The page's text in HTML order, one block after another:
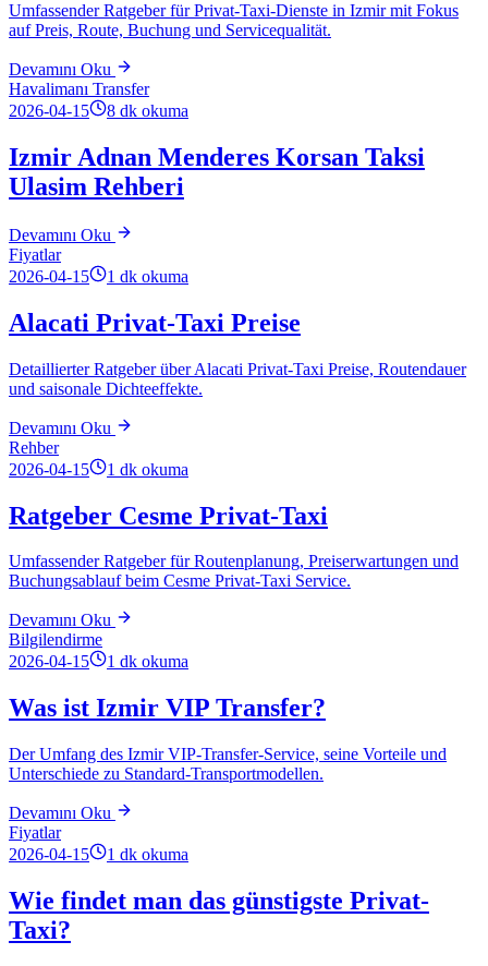
Umfassender Ratgeber für Privat-Taxi-Dienste in Izmir mit Fokus
auf Preis, Route, Buchung und Servicequalität.
Devamını Oku
Havalimanı Transfer
2026-04-15
8 dk okuma
Izmir Adnan Menderes Korsan Taksi
Ulasim Rehberi
Devamını Oku
Fiyatlar
2026-04-15
1 dk okuma
Alacati Privat-Taxi Preise
Detaillierter Ratgeber über Alacati Privat-Taxi Preise, Routendauer
und saisonale Dichteeffekte.
Devamını Oku
Rehber
2026-04-15
1 dk okuma
Ratgeber Cesme Privat-Taxi
Umfassender Ratgeber für Routenplanung, Preiserwartungen und
Buchungsablauf beim Cesme Privat-Taxi Service.
Devamını Oku
Bilgilendirme
2026-04-15
1 dk okuma
Was ist Izmir VIP Transfer?
Der Umfang des Izmir VIP-Transfer-Service, seine Vorteile und
Unterschiede zu Standard-Transportmodellen.
Devamını Oku
Fiyatlar
2026-04-15
1 dk okuma
Wie findet man das günstigste Privat-
Taxi?